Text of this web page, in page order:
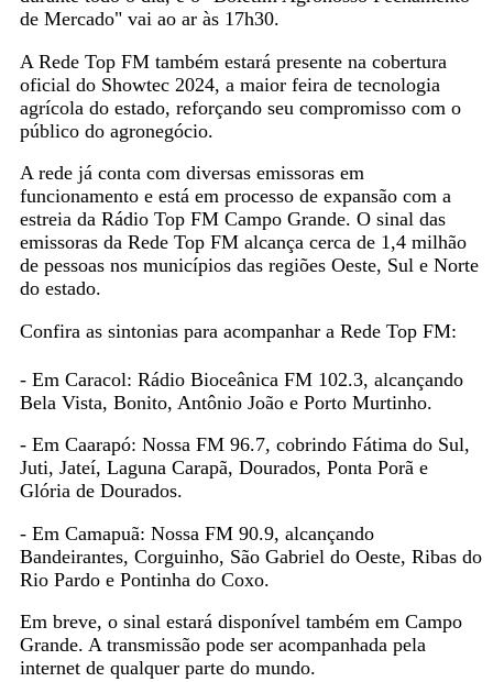
de Mercado" vai ao ar às 17h30.
A Rede Top FM também estará presente na cobertura
oficial do Showtec 2024, a maior feira de tecnologia
agrícola do estado, reforçando seu compromisso com o
público do agronegócio.
A rede já conta com diversas emissoras em
funcionamento e está em processo de expansão com a
estreia da Rádio Top FM Campo Grande. O sinal das
emissoras da Rede Top FM alcança cerca de 1,4 milhão
de pessoas nos municípios das regiões Oeste, Sul e Norte
do estado.
Confira as sintonias para acompanhar a Rede Top FM:
- Em Caracol: Rádio Bioceânica FM 102.3, alcançando
Bela Vista, Bonito, Antônio João e Porto Murtinho.
- Em Caarapó: Nossa FM 96.7, cobrindo Fátima do Sul,
Juti, Jateí, Laguna Carapã, Dourados, Ponta Porã e
Glória de Dourados.
- Em Camapuã: Nossa FM 90.9, alcançando
Bandeirantes, Corguinho, São Gabriel do Oeste, Ribas do
Rio Pardo e Pontinha do Coxo.
Em breve, o sinal estará disponível também em Campo
Grande. A transmissão pode ser acompanhada pela
internet de qualquer parte do mundo.